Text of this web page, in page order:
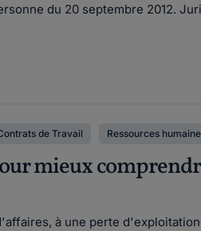
du 20 septembre 2012.
de Travail Ressources
mieux
à une perte